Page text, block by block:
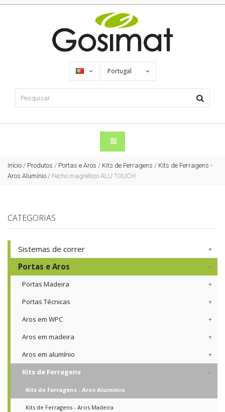
Portugal
Início / Produtos / Portas e Aros / Kits de Ferragens / Kits de Ferragens -
Aros Alumínio / Fecho magnético ALU TOUCH
CATEGORIAS
Sistemas de correr
Portas e Aros
Portas Madeira
Portas Técnicas
Aros em WPC
Aros em madeira
Aros em alumínio
Kits de Ferragens
Kits de Ferragens - Aros Alumínio
Kits de Ferragens - Aros Madeira